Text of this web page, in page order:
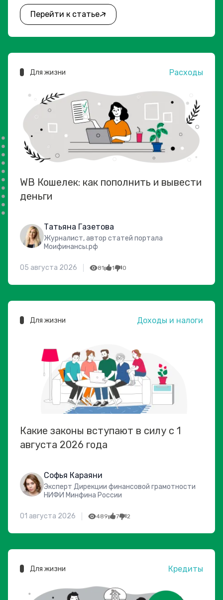
Перейти к статье
Для жизни Расходы
WB Кошелек: как пополнить и вывести
деньги
Татьяна Газетова
Журналист, автор статей портала
Моифинансы.рф
05 августа 2026 81 1 0
Для жизни Доходы и налоги
Какие законы вступают в силу с 1
августа 2026 года
Софья Караяни
Эксперт Дирекции финансовой грамотности
НИФИ Минфина России
01 августа 2026 489 7 2
Для жизни Кредиты